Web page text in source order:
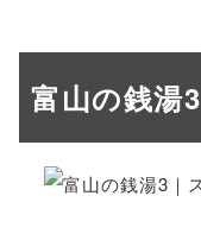
富山の銭湯3